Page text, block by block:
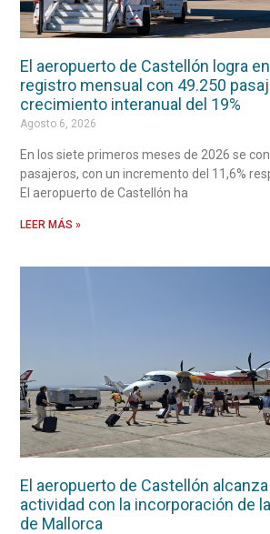
El aeropuerto de Castellón logra
registro mensual con 49.250
crecimiento interanual del 19%
Agosto 6, 2026
En los siete primeros meses de 2026 se
pasajeros, con un incremento del 11,6%
El aeropuerto de Castellón ha
LEER MÁS »
El aeropuerto de Castellón
actividad con la incorporación de
de Mallorca